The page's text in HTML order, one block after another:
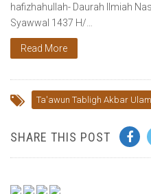
hafizhahullah- Daurah Ilmiah
Syawwal 1437 H/…
Read More
Ta'awun Tabligh Akbar
SHARE THIS POST